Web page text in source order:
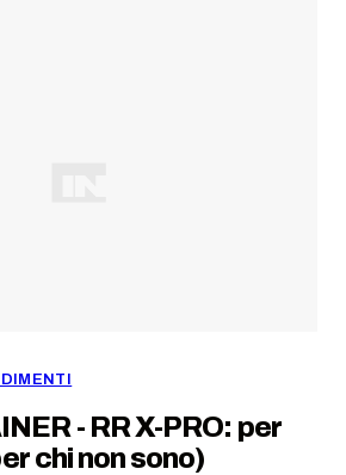
- RR X-PRO: per
chi non sono)